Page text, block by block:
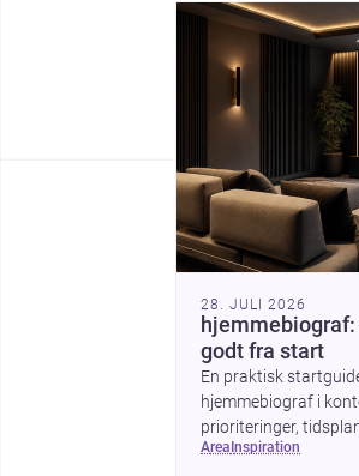
28. JULI 2026
godt fra start
En praktisk
hjemmebiograf i
prioriteringer,
valg før arbejdet går i
area inspiration